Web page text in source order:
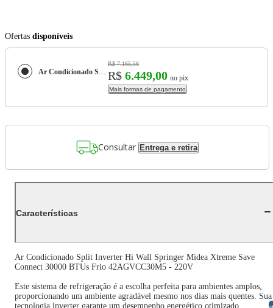
Ofertas disponíveis
Ar Condicionado Split Inverter Hi Wall Springer Midea Xtreme Save Connect 30000 BTUs Frio 42AGVCC30M5 - 220V
R$ 7.165,56
R$ 6.449,00 no pix
Mais formas de pagamento
Consultar Entrega e retira
Características
Ar Condicionado Split Inverter Hi Wall Springer Midea Xtreme Save
Connect 30000 BTUs Frio 42AGVCC30M5 - 220V
Este sistema de refrigeração é a escolha perfeita para ambientes amplos,
proporcionando um ambiente agradável mesmo nos dias mais quentes. Sua
tecnologia inverter garante um desempenho energético otimizado,